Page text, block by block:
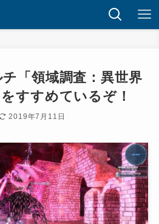
「領域調査：異世界
すすめているぞ！
2019年7月11日